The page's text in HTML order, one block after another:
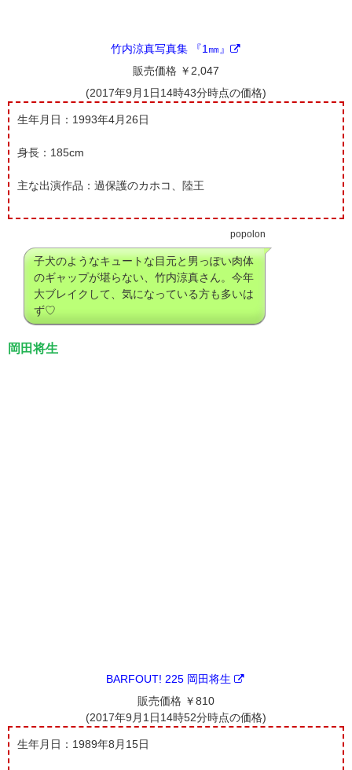
竹内涼真写真集 『1㎜』
販売価格 ￥2,047
(2017年9月1日14時43分時点の価格)
生年月日：1993年4月26日
身長：185cm
主な出演作品：過保護のカホコ、陸王
popolon
子犬のようなキュートな目元と男っぽい肉体
のギャップが堪らない、竹内涼真さん。今年
大ブレイクして、気になっている方も多いは
ず♡
岡田将生
BARFOUT! 225 岡田将生
販売価格 ￥810
(2017年9月1日14時52分時点の価格)
生年月日：1989年8月15日